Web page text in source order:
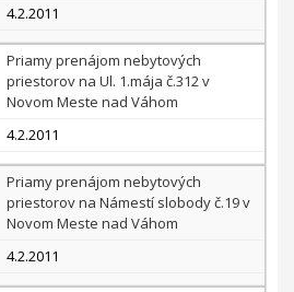
4.2.2011
Priamy prenájom nebytových
priestorov na Ul. 1.mája č.312 v
Novom Meste nad Váhom
4.2.2011
Priamy prenájom nebytových
priestorov na Námestí slobody č.19 v
Novom Meste nad Váhom
4.2.2011